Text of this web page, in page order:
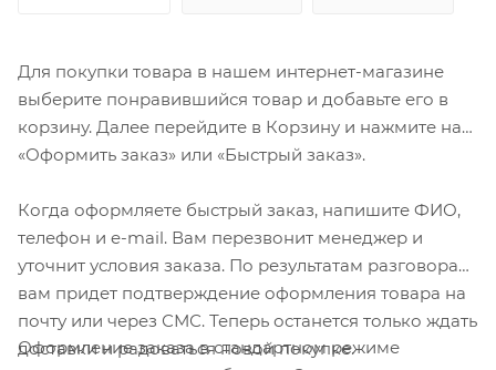
Для покупки товара в нашем интернет-магазине
выберите понравившийся товар и добавьте его в
корзину. Далее перейдите в Корзину и нажмите на
«Оформить заказ» или «Быстрый заказ».
Когда оформляете быстрый заказ, напишите ФИО,
телефон и e-mail. Вам перезвонит менеджер и
уточнит условия заказа. По результатам разговора
вам придет подтверждение оформления товара на
почту или через СМС. Теперь останется только ждать
доставки и радоваться новой покупке.
Оформление заказа в стандартном режиме